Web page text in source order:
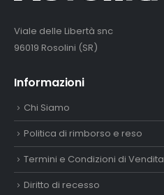
Viale delle Libertà snc
96019 Rosolini (SR)
Informazioni
Chi Siamo
Politica di rimborso e reso
Termini e Condizioni di Vendita
Diritto di recesso